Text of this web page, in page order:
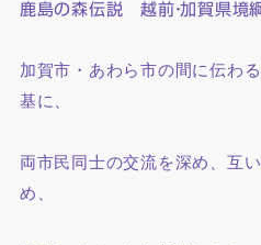
鹿島の森伝説 越前・加賀県境
加賀市・あわら市の間に伝わ
基に、
両市民同士の交流を深め、互
め、